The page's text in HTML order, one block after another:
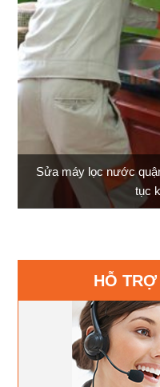
Sửa máy lọc nước
tục
HỖ